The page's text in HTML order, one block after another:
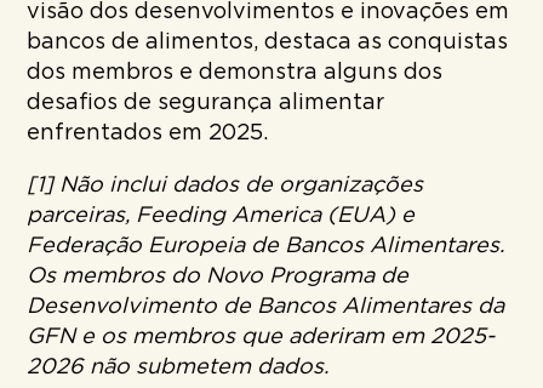
visão dos desenvolvimentos e inovações em
bancos de alimentos, destaca as conquistas
dos membros e demonstra alguns dos
desafios de segurança alimentar
enfrentados em 2025.
[1] Não inclui dados de organizações
parceiras, Feeding America (EUA) e
Federação Europeia de Bancos Alimentares.
Os membros do Novo Programa de
Desenvolvimento de Bancos Alimentares da
GFN e os membros que aderiram em 2025-
2026 não submetem dados.